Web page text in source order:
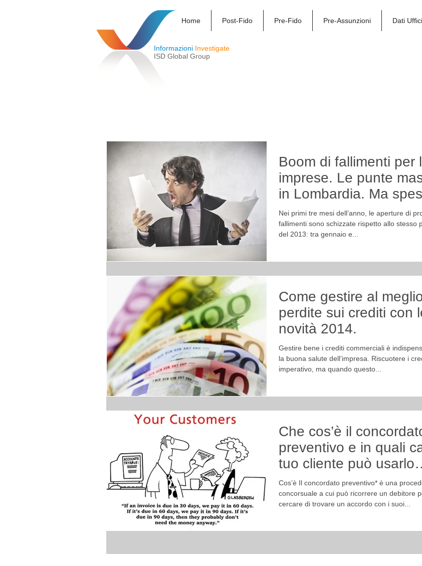
Home Post-Fido Pre-Fido Pre-Assunzioni Dati
Informazioni Investigate
ISD Global Group
Boom di fallimenti per
imprese. Le punte
in Lombardia. Ma
imprese ignorano gli
Nei primi tre mesi dell’anno, le aperture di
fallimenti sono schizzate rispetto allo stesso
del 2013: tra gennaio e...
Come gestire al
perdite sui crediti con
novità 2014.
Gestire bene i crediti commerciali è
la buona salute dell’impresa. Riscuotere i
imperativo, ma quando questo...
Che cos’è il
preventivo e in quali
tuo cliente può usarlo
contro di te
Cos’è Il concordato preventivo* è una
concorsuale a cui può ricorrere un debitore
cercare di trovare un accordo con i suoi...